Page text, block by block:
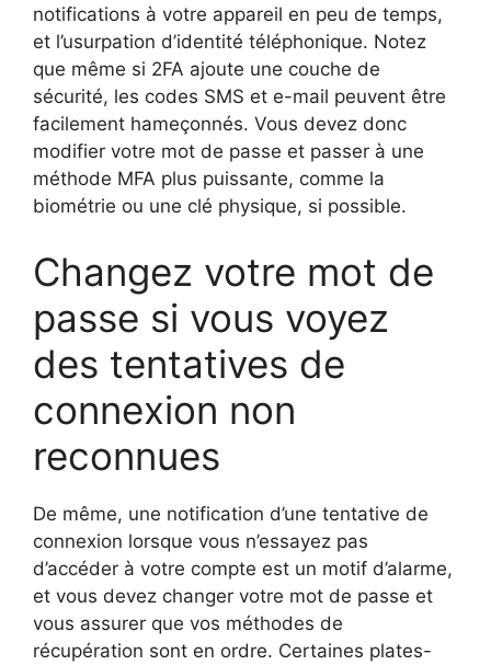
notifications à votre appareil en peu de temps,
et l’usurpation d’identité téléphonique. Notez
que même si 2FA ajoute une couche de
sécurité, les codes SMS et e-mail peuvent être
facilement hameçonnés. Vous devez donc
modifier votre mot de passe et passer à une
méthode MFA plus puissante, comme la
biométrie ou une clé physique, si possible.
Changez votre mot de
passe si vous voyez
des tentatives de
connexion non
reconnues
De même, une notification d’une tentative de
connexion lorsque vous n’essayez pas
d’accéder à votre compte est un motif d’alarme,
et vous devez changer votre mot de passe et
vous assurer que vos méthodes de
récupération sont en ordre. Certaines plates-